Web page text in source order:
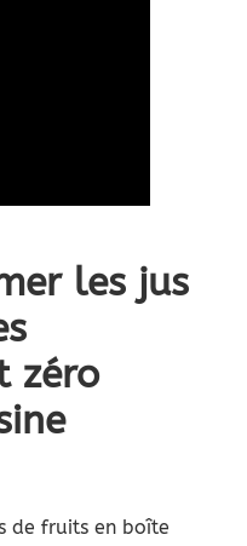
les jus
zéro
de fruits en boîte